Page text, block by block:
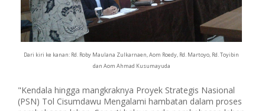
Dari kiri ke kanan: Rd. Roby Maulana Zulkarnaen, Aom Roedy, Rd. Martoyo, Rd. Toyibin
dan Aom Ahmad Kusumayuda
"Kendala hingga mangkraknya Proyek Strategis Nasional
(PSN) Tol Cisumdawu Mengalami hambatan dalam proses